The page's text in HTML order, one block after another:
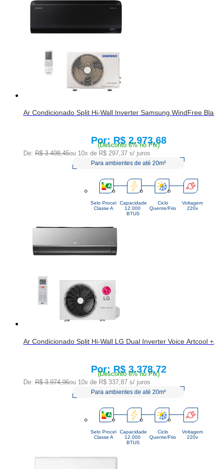
Ar Condicionado Split Hi-Wall Inverter Samsung WindFree
Price:
R$ 2.973,68
(Desconto 6% no Pix)
De: R$ 3.498,45ou 10x de R$ 297,37 s/ juros
Para ambientes de até 20m²
Selo Procel
Classe A
Capacidade
12.000
BTUS
Ciclo
Quente/Frio
Voltagem
220v
Ar Condicionado Split Hi-Wall LG Dual Inverter Voice Artcool
Price:
R$ 3.378,72
(Desconto 6% no Pix)
De: R$ 3.974,96ou 10x de R$ 337,87 s/ juros
Para ambientes de até 20m²
Selo Procel
Classe A
Capacidade
12.000
BTUS
Ciclo
Quente/Frio
Voltagem
220v